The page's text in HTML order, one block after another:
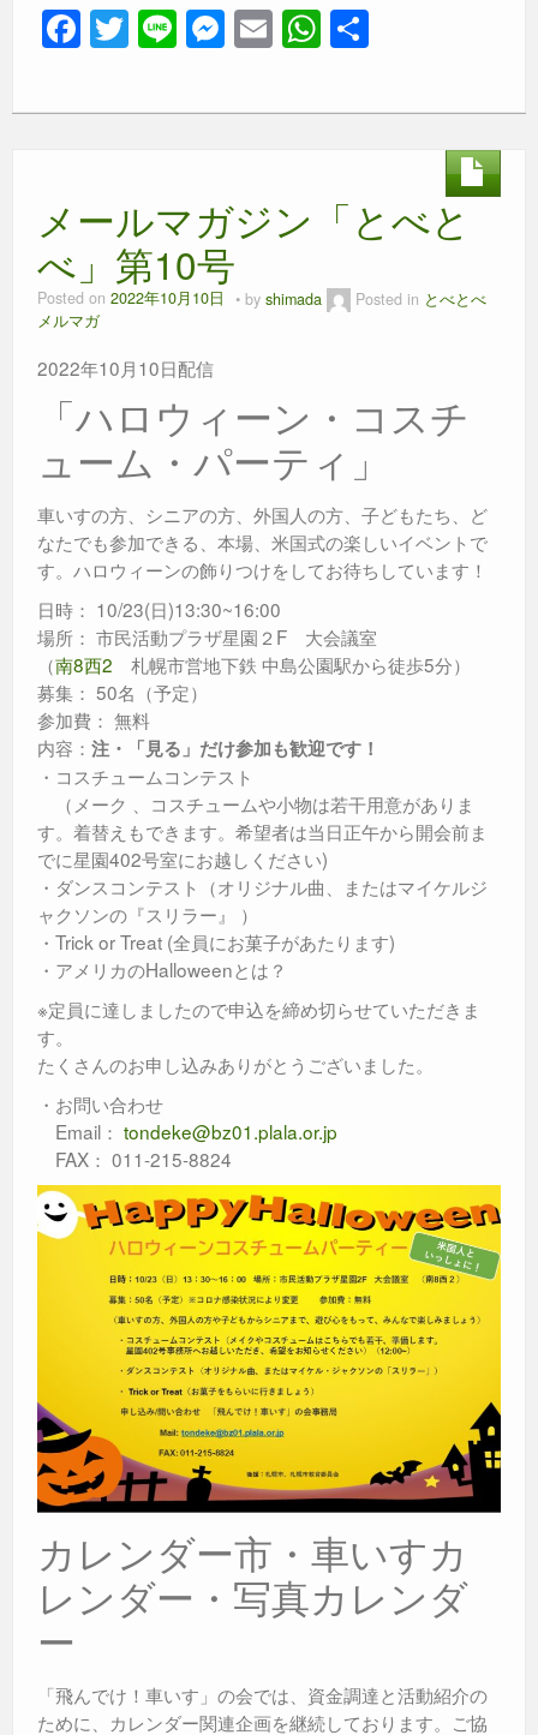
F
c
o
o
k
T
tt
Li
e
M
ss
g
er
E
ail
W
at
p
メールマガジン「とべと
べ」第10号
Posted on 2022年10月10日 by shimada Posted in とべとべ
メルマガ
2022年10月10日配信
「ハロウィーン・コスチ
ューム・パーティ」
車いすの方、シニアの方、外国人の方、子どもたち、ど
なたでも参加できる、本場、米国式の楽しいイベントで
す。ハロウィーンの飾りつけをしてお待ちしています！
日時： 10/23(日)13:30~16:00
場所： 市民活動プラザ星園２F 大会議室
（南8西2 札幌市営地下鉄 中島公園駅から徒歩5分）
募集： 50名（予定）
参加費： 無料
内容： 注・「見る」だけ参加も歓迎です！
・コスチュームコンテスト
（メーク 、コスチュームや小物は若干用意がありま
す。着替えもできます。希望者は当日正午から開会前ま
でに星園402号室にお越しください)
・ダンスコンテスト（オリジナル曲、またはマイケルジ
ャクソンの『スリラー』 ）
・Trick or Treat (全員にお菓子があたります)
・アメリカのHalloweenとは？
※定員に達しましたので申込を締め切らせていただきま
す。
たくさんのお申し込みありがとうございました。
・お問い合わせ
Email： tondeke@bz01.plala.or.jp
FAX： 011-215-8824
カレンダー市・車いすカ
レンダー・写真カレンダ
ー
「飛んでけ！車いす」の会では、資金調達と活動紹介の
ために、カレンダー関連企画を継続しております。ご協